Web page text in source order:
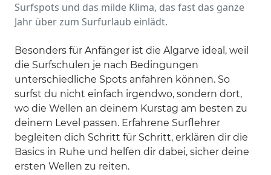
Surfspots und das milde Klima, das fast das ganze
Jahr über zum Surfurlaub einlädt.
Besonders für Anfänger ist die Algarve ideal, weil
die Surfschulen je nach Bedingungen
unterschiedliche Spots anfahren können. So
surfst du nicht einfach irgendwo, sondern dort,
wo die Wellen an deinem Kurstag am besten zu
deinem Level passen. Erfahrene Surflehrer
begleiten dich Schritt für Schritt, erklären dir die
Basics in Ruhe und helfen dir dabei, sicher deine
ersten Wellen zu reiten.